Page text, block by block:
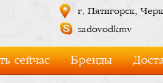
г. Пятигорск,
sadovodkmv
сейчас Бренды